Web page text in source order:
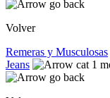
Volver
Remeras y Musculosas
Jeans